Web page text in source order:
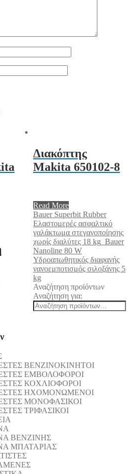
Διακόπτης
Makita 650102-8
Read More
Bauer Superbit Rubber
Ελαστομερές ασφαλτικό
γαλάκτωμα στεγανοποίησης
χωρίς διαλύτες 18 kg Bauer
Nanoline 80 W
Υδροαπωθητικός διαφανής
νανοεμποτισμός σιλοξάνης 5
kg
Αναζήτηση προϊόντων
Αναζήτηση για:
ΒΕΝΖΙΝΟΚΙΝΗΤΟΙ
ΕΜΒΟΛΟΦΟΡΟΙ
ΚΟΧΛΙΟΦΟΡΟΙ
ΗΧΟΜΟΝΩΜΕΝΟΙ
ΜΟΝΟΦΑΣΙΚΟΙ
ΤΡΙΦΑΣΙΚΟΙ
ΒΕΝΖΙΝΗΣ
ΜΠΑΤΑΡΙΑΣ